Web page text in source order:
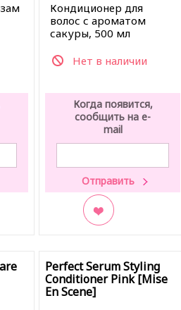
Кондиционер для
волос с ароматом
сакуры, 500 мл
Нет в наличии
Когда появится,
сообщить на e-
mail
Perfect Serum Styling
Conditioner Pink [Mise
En Scene]